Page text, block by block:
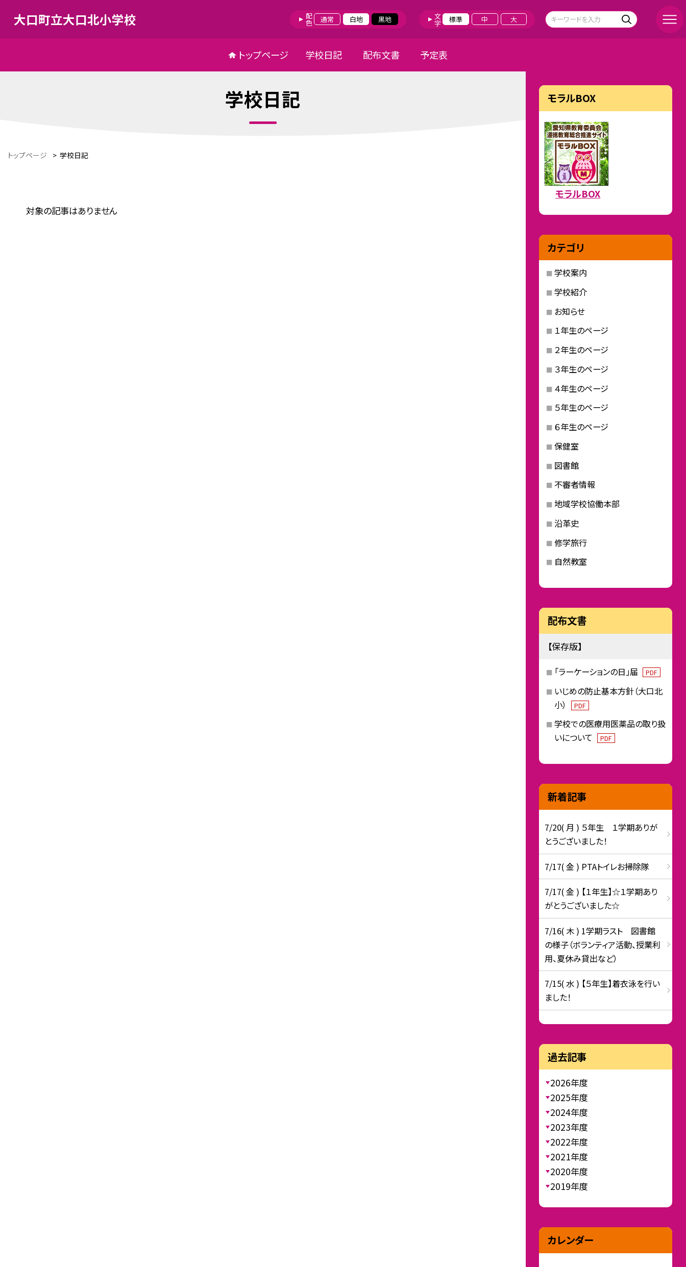
大口町立大口北小学校 配色 通常 白地 黒地 文字 標準 中 大
トップページ 学校日記 配布文書 予定表
学校日記
トップページ > 学校日記
対象の記事はありません
モラルBOX
モラルBOX
カテゴリ
学校案内
学校紹介
お知らせ
１年生のページ
２年生のページ
３年生のページ
４年生のページ
５年生のページ
６年生のページ
保健室
図書館
不審者情報
地域学校協働本部
沿革史
修学旅行
自然教室
配布文書
【保存版】
「ラーケーションの日」届 PDF
いじめの防止基本方針（大口北
小）
PDF
学校での医療用医薬品の取り扱
いについて
PDF
新着記事
7/20( 月 ) ５年生 １学期ありが
とうございました！
7/17( 金 ) PTAトイレお掃除隊
7/17( 金 ) 【１年生】☆１学期あり
がとうございました☆
7/16( 木 ) 1学期ラスト 図書館
の様子（ボランティア活動、授業利
用、夏休み貸出など）
7/15( 水 ) 【５年生】着衣泳を行い
ました！
過去記事
2026年度
2025年度
2024年度
2023年度
2022年度
2021年度
2020年度
2019年度
カレンダー